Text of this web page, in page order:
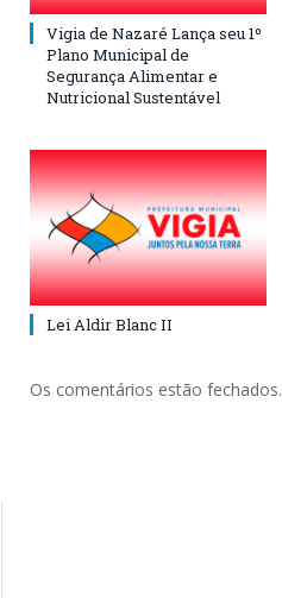
Vigia de Nazaré Lança seu 1º
Plano Municipal de
Segurança Alimentar e
Nutricional Sustentável
Lei Aldir Blanc II
Os comentários estão fechados.